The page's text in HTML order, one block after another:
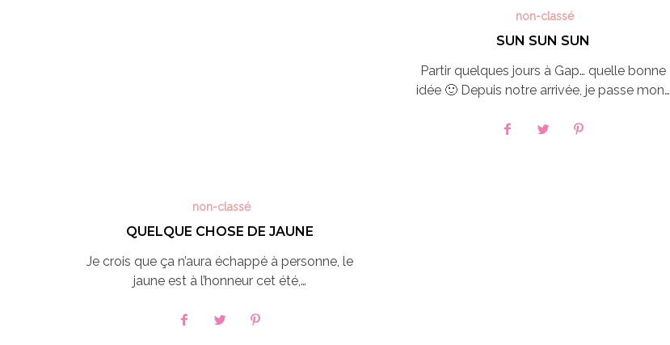
non-classé
SUN SUN SUN
Partir quelques jours à Gap… quelle bonne
idée 🙂 Depuis notre arrivée, je passe mon…
non-classé
QUELQUE CHOSE DE JAUNE
Je crois que ça n’aura échappé à personne, le
jaune est à l’honneur cet été,…